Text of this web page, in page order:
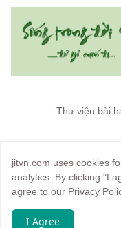
Thư viện bài
Trang chủ
jitvn.com uses cookies
analytics. By clicking "I
agree to our Privacy
I Agree